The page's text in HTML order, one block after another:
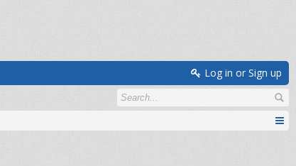
Log in or Sign up